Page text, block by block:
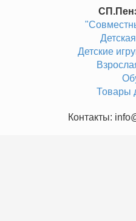
Детские
Товары
Контакты: